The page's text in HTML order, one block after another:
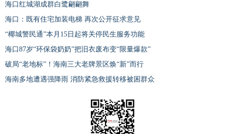
海口红城湖成群白鹭翩翩舞
海口：既有住宅加装电梯 再次公开征求意见
“椰城警民通”本月15日起将关停民生服务功能
海口87岁“环保袋奶奶”把旧衣废布变“限量爆款”
破局“老地标”！海南三大老牌景区焕“新”而行
海南多地遭遇强降雨 消防紧急救援转移被困群众